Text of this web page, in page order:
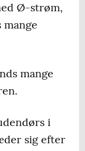
Ø-strøm,
mange
i
sig efter